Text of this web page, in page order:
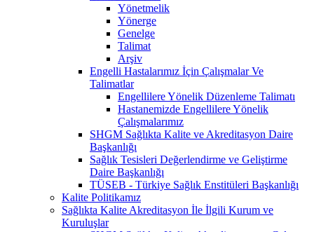
Yönetmelik
Yönerge
Genelge
Talimat
Arşiv
Engelli Hastalarımız İçin Çalışmalar Ve
Talimatlar
Engellilere Yönelik Düzenleme Talimatı
Hastanemizde Engellilere Yönelik
Çalışmalarımız
SHGM Sağlıkta Kalite ve Akreditasyon Daire
Başkanlığı
Sağlık Tesisleri Değerlendirme ve Geliştirme
Daire Başkanlığı
TÜSEB - Türkiye Sağlık Enstitüleri Başkanlığı
Kalite Politikamız
Sağlıkta Kalite Akreditasyon İle İlgili Kurum ve
Kuruluşlar